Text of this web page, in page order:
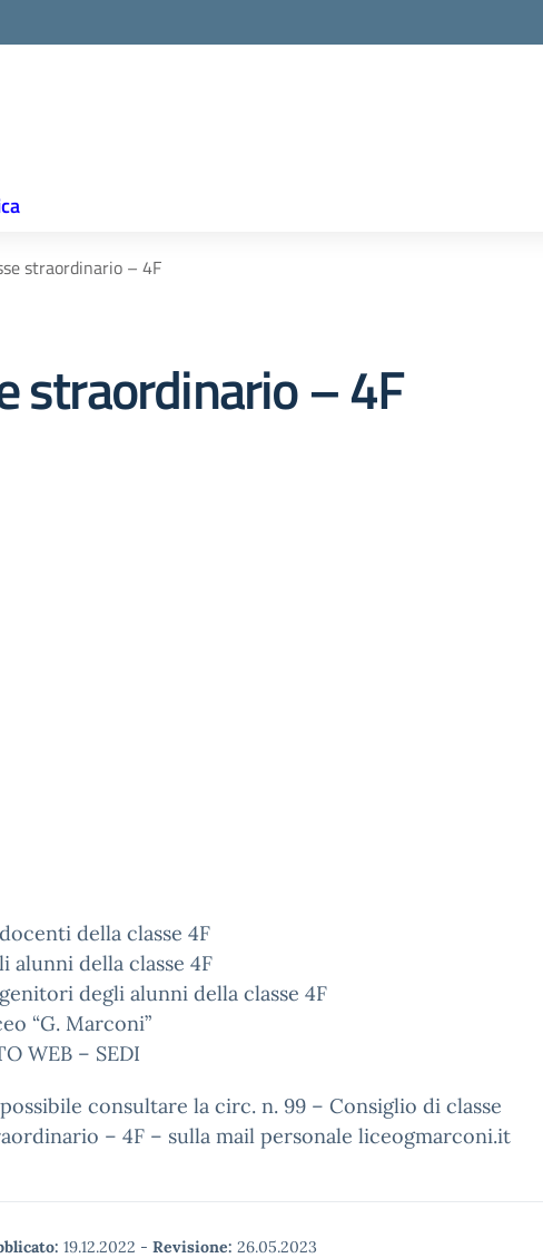
straordinario – 4F
straordinario – 4F
della classe 4F
alunni della classe 4F
degli alunni della classe 4F
“G. Marconi”
WEB – SEDI
possibile consultare la circ. n. 99 – Consiglio di classe
– 4F – sulla mail personale liceogmarconi.it
19.12.2022 - Revisione: 26.05.2023